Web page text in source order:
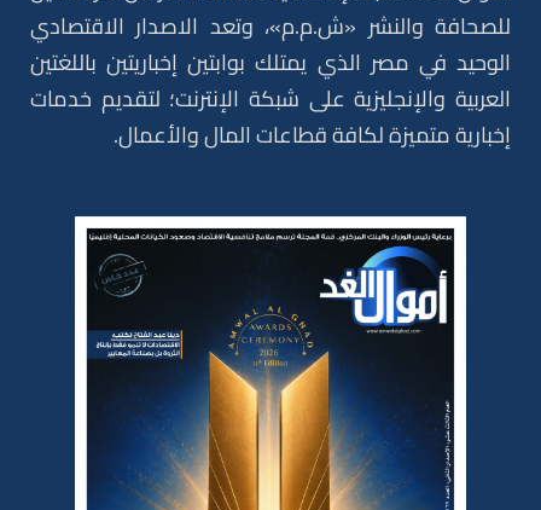
أموال الغد.. مجلة إقتصادية شاملة تصدر عن شركة نايل
للصحافة والنشر «ش.م.م»، وتعد الاصدار الاقتصادي
الوحيد في مصر الذي يمتلك بوابتين إخباريتين باللغتين
العربية والإنجليزية على شبكة الإنترنت؛ لتقديم خدمات